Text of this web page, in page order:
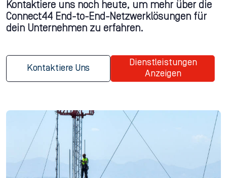
Kontaktiere uns noch heute, um mehr über die
Connect44 End-to-End-Netzwerklösungen für
dein Unternehmen zu erfahren.
Kontaktiere Uns
Dienstleistungen
Anzeigen